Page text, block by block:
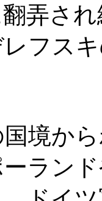
弄さ
フス
境から
ラン